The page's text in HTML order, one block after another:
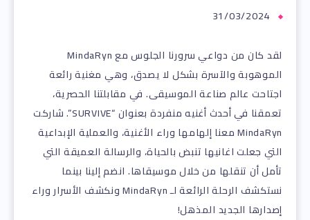
31/03/2024
لقد كان من دواعي سرورنا الجلوس مع MindaRyn
الموهوبة والآسرة بشكل لا يصدق، وهي مغنية رائعة
اجتاحت عالم صناعة الموسيقى. في مقابلتنا الحصرية،
تعمقنا في أحدث أغنيه منفردة بعنوان “SURVIVE”. شاركت
MindaRyn معنا إلهامها وراء الأغنية، والعملية الإبداعية
التي جعلت اغانيها تنبض بالحياة، والرسالة العميقة التي
تأمل أن تنقلها من خلال موسيقاها. انضم إلينا بينما
نستكشف الرحلة الرائعة لـ MindaRyn ونكشف الأسرار وراء
إصدارها الجديد المذهل!